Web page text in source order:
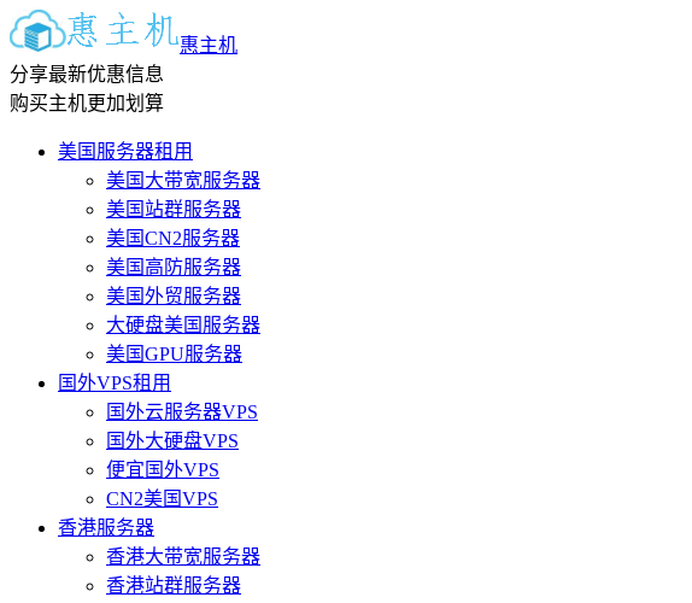
惠主机
分享最新优惠信息
购买主机更加划算
美国服务器租用
美国大带宽服务器
美国站群服务器
美国CN2服务器
美国高防服务器
美国外贸服务器
大硬盘美国服务器
美国GPU服务器
国外VPS租用
国外云服务器VPS
国外大硬盘VPS
便宜国外VPS
CN2美国VPS
香港服务器
香港大带宽服务器
香港站群服务器